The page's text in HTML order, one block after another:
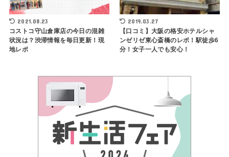
2021.08.23
コストコ守山倉庫店の今日の混雑
状況は？渋滞情報を毎日更新！現
地レポ
2019.03.27
【口コミ】大阪の格安ホテルシャ
ンゼリゼ東心斎橋のレポ！駅徒歩6
分！女子一人でも安心！